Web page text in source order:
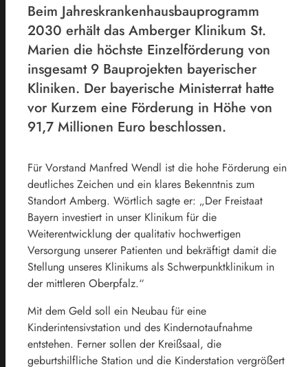
Beim Jahreskrankenhausbauprogramm
2030 erhält das Amberger Klinikum St.
Marien die höchste Einzelförderung von
insgesamt 9 Bauprojekten bayerischer
Kliniken. Der bayerische Ministerrat hatte
vor Kurzem eine Förderung in Höhe von
91,7 Millionen Euro beschlossen.
Für Vorstand Manfred Wendl ist die hohe Förderung ein
deutliches Zeichen und ein klares Bekenntnis zum
Standort Amberg. Wörtlich sagte er: „Der Freistaat
Bayern investiert in unser Klinikum für die
Weiterentwicklung der qualitativ hochwertigen
Versorgung unserer Patienten und bekräftigt damit die
Stellung unseres Klinikums als Schwerpunktklinikum in
der mittleren Oberpfalz.“
Mit dem Geld soll ein Neubau für eine
Kinderintensivstation und des Kindernotaufnahme
entstehen. Ferner sollen der Kreißsaal, die
geburtshilfliche Station und die Kinderstation vergrößert